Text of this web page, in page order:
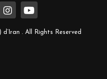
. All Rights Reserved